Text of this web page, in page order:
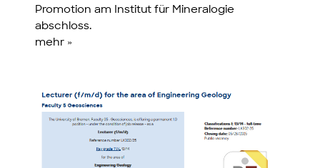
Promotion am Institut für Mineralogie
abschloss.
mehr »